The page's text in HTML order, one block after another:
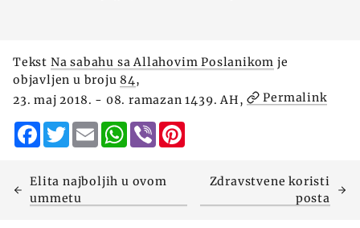
Tekst Na sabahu sa Allahovim Poslanikom je
objavljen u broju 84,
23. maj 2018. - 08. ramazan 1439. AH,
Permalink
Facebook
TwitterEmailWhatsApp
Viber
Elita najboljih u ovom
ummetu
Zdravstvene koristi
posta